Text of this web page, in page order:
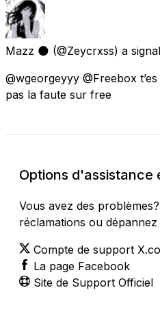
Mazz 🌑 (@Zeycrxss) a
@wgeorgeyyy @Freebox
pas la faute sur free
Options d'assistance
Vous avez des
réclamations ou dépannez
Compte de support
La page Facebook
Site de Support Officiel